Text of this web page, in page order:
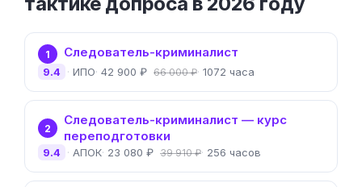
1 Следователь-криминалист
ИПО 42 900 ₽ 66 000 ₽ 1072 часа
9.4
2
Следователь-криминалист — курс
переподготовки
АПОК 23 080 ₽ 39 910 ₽ 256 часов
9.4